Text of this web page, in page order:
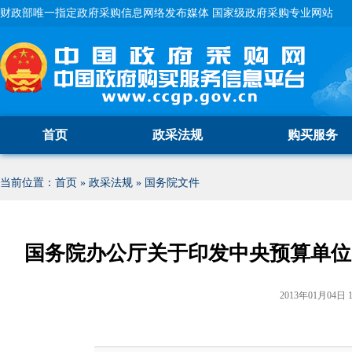
财政部唯一指定政府采购信息网络发布媒体 国家级政府采购专业网站
首页 政采法规 购买服务
当前位置： 首页 » 政采法规 » 国务院文件
国务院办公厅关于印发中央预算单
2013年01月04日